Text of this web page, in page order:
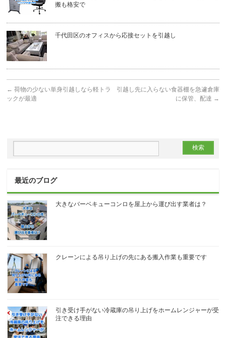
搬も格安で
千代田区のオフィスから応接セットを引越し
← 荷物の少ない単身引越しなら軽トラ
ックが最適
引越し先に入らない食器棚を急遽倉庫
に保管、配達 →
最近のブログ
大きなバーベキューコンロを屋上から運び出す業者は？
クレーンによる吊り上げの先にある搬入作業も重要です
引き受け手がない冷蔵庫の吊り上げをホームレンジャーが受
注できる理由